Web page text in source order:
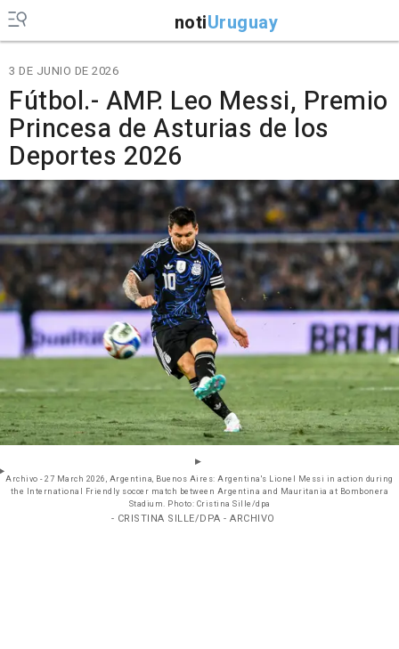
notiUruguay
3 DE JUNIO DE 2026
Fútbol.- AMP. Leo Messi, Premio
Princesa de Asturias de los
Deportes 2026
Archivo - 27 March 2026, Argentina, Buenos Aires: Argentina's Lionel Messi in action during
the International Friendly soccer match between Argentina and Mauritania at Bombonera
Stadium. Photo: Cristina Sille/dpa
- CRISTINA SILLE/DPA - ARCHIVO